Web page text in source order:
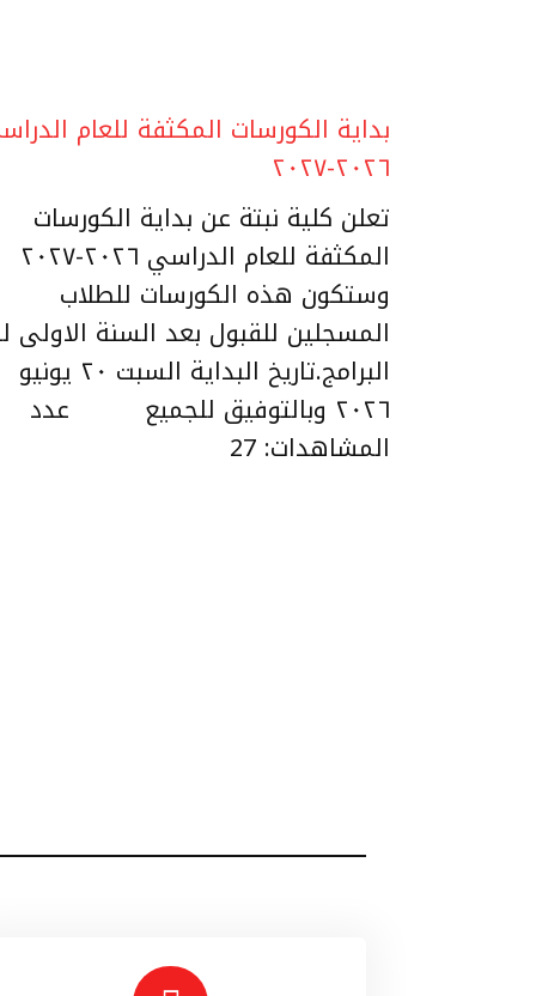
بداية الكورسات المكثفة للعام
٢٠٢٦-٢٠٢٧
تعلن كلية نبتة عن بداية الكورسات
المكثفة للعام الدراسي ٢٠٢٦-٢٠٢٧
وستكون هذه الكورسات للطلاب
المسجلين للقبول بعد السنة الاولى
البرامج.تاريخ البداية السبت ٢٠ يونيو
٢٠٢٦ وبالتوفيق للجميع عدد
المشاهدات: 27